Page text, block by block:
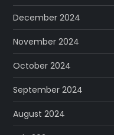
December 2024
November 2024
October 2024
September 2024
August 2024